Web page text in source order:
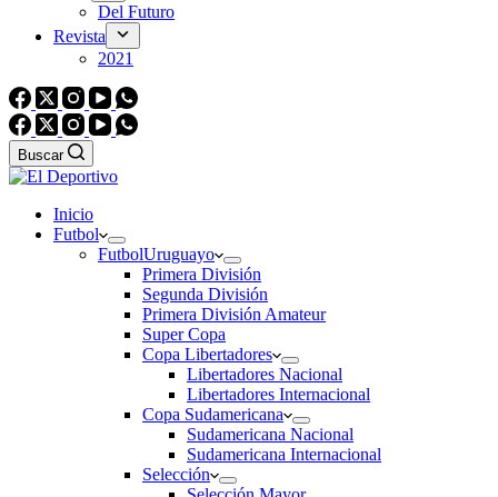
Del Futuro
Revista
2021
Buscar
Inicio
Futbol
FutbolUruguayo
Primera División
Segunda División
Primera División Amateur
Super Copa
Copa Libertadores
Libertadores Nacional
Libertadores Internacional
Copa Sudamericana
Sudamericana Nacional
Sudamericana Internacional
Selección